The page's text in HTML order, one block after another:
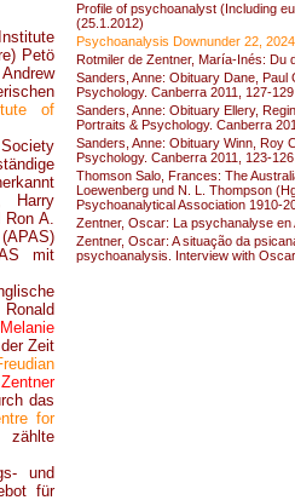
Petö
of
Harry
Ron A.
mit
Melanie
Zeit
das
for
zählte
und
für
Profile of psychoanalyst (Including
(25.1.2012)
Psychoanalysis Downunder 22,
Rotmiler de Zentner, María-Inés: Du
Sanders, Anne: Obituary Dane,
Psychology. Canberra 2011, 127-
Sanders, Anne: Obituary Ellery,
Portraits & Psychology. Canberra
Sanders, Anne: Obituary Winn, Roy
Psychology. Canberra 2011, 123-
Thomson Salo, Frances: The
Loewenberg und N. L. Thompson
Psychoanalytical Association 1910-
Zentner, Oscar: La psychanalyse
Zentner, Oscar: A situação da
psychoanalysis. Interview with